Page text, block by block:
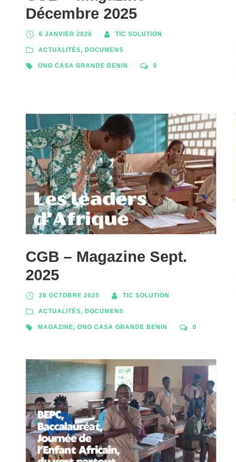
Décembre 2025
6 JANVIER 2026 TIC SOLUTION
ACTUALITÉS, DOCUMENS
ONG CASA GRANDE BENIN 0
CGB – Magazine Sept.
2025
28 OCTOBRE 2025 TIC SOLUTION
ACTUALITÉS, DOCUMENS
MAGAZINE, ONG CASA GRANDE BENIN 0